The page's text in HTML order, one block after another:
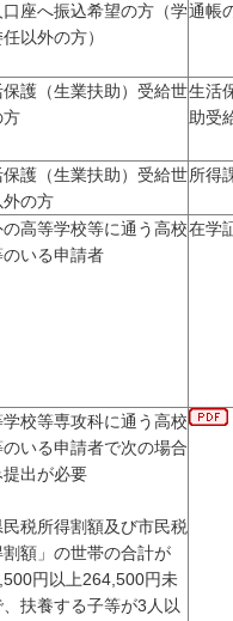
口座へ振込希望の方（学
以外の方）
通帳
保護（生業扶助）受給世
方
生活
助受
保護（生業扶助）受給世
外の方
所得
高等学校等に通う高校
のいる申請者
在学
校等専攻科に通う高校
いる申請者で次の場合
提出が必要
民税所得割額及び市民税
割額」の世帯の合計が
円以上264,500円未
扶養する子等が3人以